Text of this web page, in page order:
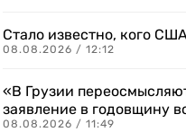
Стало известно, кого
08.08.2026 / 12:12
«В Грузии
заявление в годовщину
08.08.2026 / 11:49